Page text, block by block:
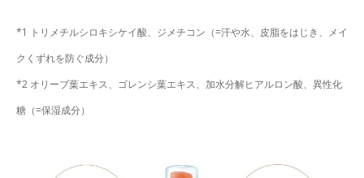
*1 トリメチルシロキシケイ酸、ジメチコン（=汗や水、皮脂をはじき、メイ
クくずれを防ぐ成分）
*2 オリーブ葉エキス、ゴレンシ葉エキス、加水分解ヒアルロン酸、異性化
糖（=保湿成分）